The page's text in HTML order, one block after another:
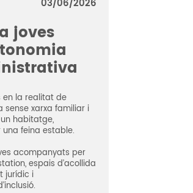
03/06/2026
joves
en la realitat de
sense xarxa familiar i
habitatge,
feina estable.
acompanyats per
espais d’acollida
jurídic i